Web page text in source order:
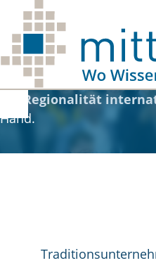
Skip to main content
Wo Regionalität
Hand.